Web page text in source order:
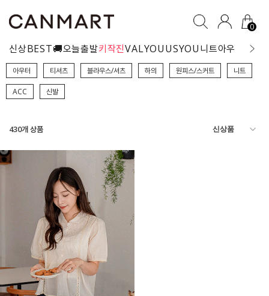
0
신상BEST🚚오늘출발키작진VALYOUUSYOU니트아우터 블라
아우터 티셔츠 블라우스/셔츠 하의 원피스/스커트 니트
ACC 신발
430개 상품